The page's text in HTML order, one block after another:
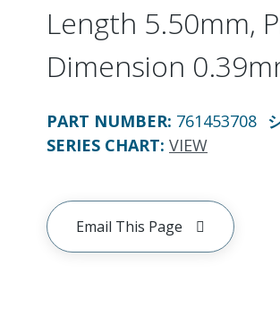
Length 5.50mm,
Dimension
PART NUMBER: 761453708
SERIES CHART: VIEW
Email This Page